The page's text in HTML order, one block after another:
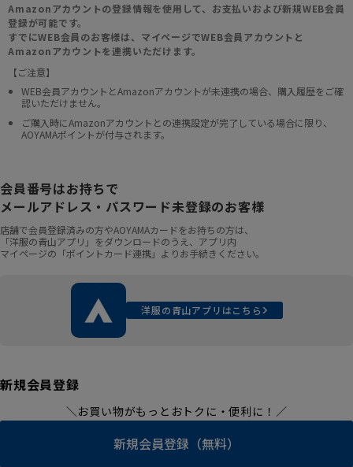
Amazonアカウントの登録情報を使用して、お支払いおよび新規WEB会員
登録が可能です。
すでにWEB会員のお客様は、マイページでWEB会員アカウントと
Amazonアカウントを連携いただけます。
【ご注意】
WEB会員アカウントとAmazonアカウントが未連携の場合、購入履歴をご確
認いただけません。
ご購入時にAmazonアカウントとの連携設定が完了している場合に限り、
AOYAMAポイントが付与されます。
会員番号はお持ちで
メールアドレス・パスワード未登録のお客様
店舗で会員登録済みの方やAOYAMAカードをお持ちの方は、
「洋服の青山アプリ」をダウンロードのうえ、アプリ内
マイページの「ポイントカード連携」よりお手続きください。
洋服の青山アプリはこちら
新規会員登録
＼お買い物がもっとおトクに・便利に！／
新規会員登録（無料）